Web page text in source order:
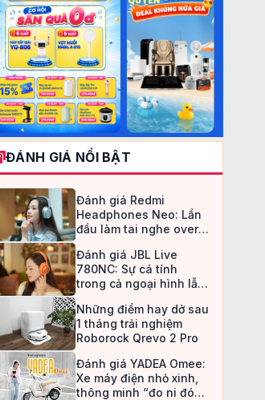
ĐÁNH GIÁ NỔI BẬT
Đánh giá Redmi
Headphones Neo: Lần
đầu làm tai nghe over-
an toàn
Đánh giá JBL Live
780NC: Sự cá tính
trong cả ngoại hình lẫn
Những điểm hay dở sau
1 tháng trải nghiệm
Roborock Qrevo 2 Pro
Đánh giá YADEA Omee:
Xe máy điện nhỏ xinh,
thông minh “đo ni đóng